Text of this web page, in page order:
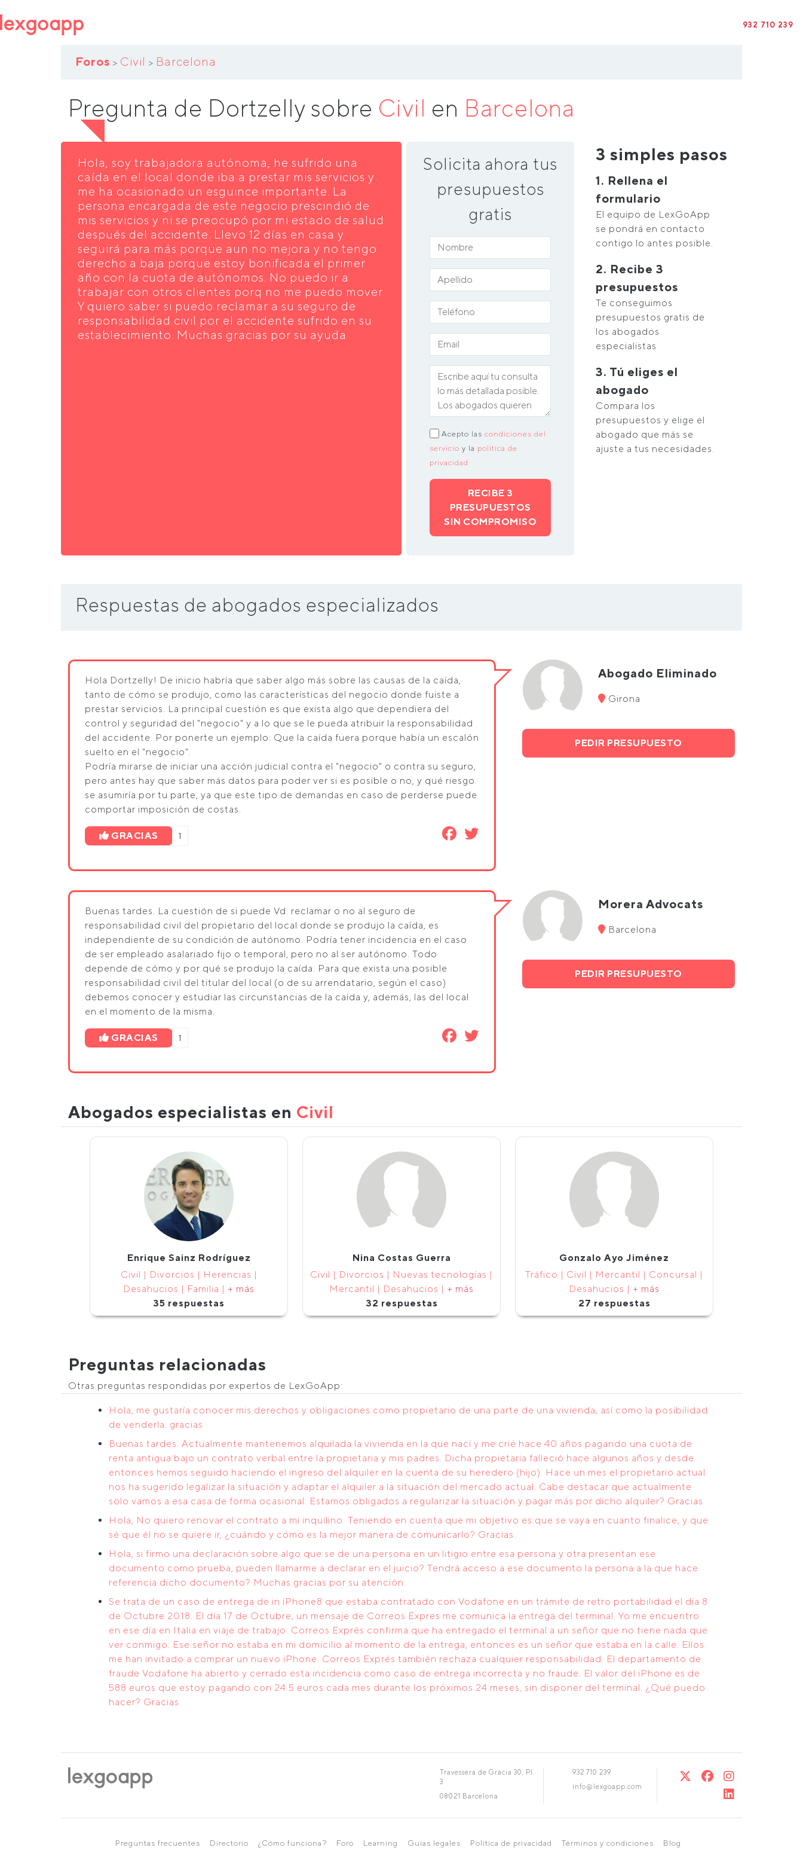
932 710 239
Foros > Civil > Barcelona
Pregunta de Dortzelly sobre Civil en Barcelona
Hola, soy trabajadora autónoma, he sufrido una
caída en el local donde iba a prestar mis servicios y
me ha ocasionado un esguince importante. La
persona encargada de este negocio prescindió de
mis servicios y ni se preocupó por mi estado de salud
después del accidente. Llevo 12 días en casa y
seguirá para más porque aun no mejora y no tengo
derecho a baja porque estoy bonificada el primer
año con la cuota de autónomos. No puedo ir a
trabajar con otros clientes porq no me puedo mover.
Y quiero saber si puedo reclamar a su seguro de
responsabilidad civil por el accidente sufrido en su
establecimiento. Muchas gracias por su ayuda
Solicita ahora tus
presupuestos
gratis
Acepto las condiciones del
servicio y la política de
privacidad
RECIBE 3
PRESUPUESTOS
SIN COMPROMISO
3 simples pasos
1. Rellena el
formulario
El equipo de LexGoApp
se pondrá en contacto
contigo lo antes posible.
2. Recibe 3
presupuestos
Te conseguimos
presupuestos gratis de
los abogados
especialistas
3. Tú eliges el
abogado
Compara los
presupuestos y elige el
abogado que más se
ajuste a tus necesidades.
Respuestas de abogados especializados
Hola Dortzelly! De inicio habría que saber algo más sobre las causas de la caída,
tanto de cómo se produjo, como las características del negocio donde fuiste a
prestar servicios. La principal cuestión es que exista algo que dependiera del
control y seguridad del "negocio" y a lo que se le pueda atribuir la responsabilidad
del accidente. Por ponerte un ejemplo: Que la caída fuera porque había un escalón
suelto en el "negocio".
Podría mirarse de iniciar una acción judicial contra el "negocio" o contra su seguro,
pero antes hay que saber más datos para poder ver si es posible o no, y qué riesgo
se asumiría por tu parte, ya que este tipo de demandas en caso de perderse puede
comportar imposición de costas.
GRACIAS 1
Abogado Eliminado
Girona
PEDIR PRESUPUESTO
Buenas tardes. La cuestión de si puede Vd. reclamar o no al seguro de
responsabilidad civil del propietario del local donde se produjo la caída, es
independiente de su condición de autónomo. Podría tener incidencia en el caso
de ser empleado asalariado fijo o temporal, pero no al ser autónomo. Todo
depende de cómo y por qué se produjo la caída. Para que exista una posible
responsabilidad civil del titular del local (o de su arrendatario, según el caso)
debemos conocer y estudiar las circunstancias de la caída y, además, las del local
en el momento de la misma.
GRACIAS 1
Morera Advocats
Barcelona
PEDIR PRESUPUESTO
Abogados especialistas en Civil
Enrique Sainz Rodríguez
Civil | Divorcios | Herencias |
Desahucios | Familia | + más
35 respuestas
Nina Costas Guerra
Civil | Divorcios | Nuevas tecnologías |
Mercantil | Desahucios | + más
32 respuestas
Gonzalo Ayo Jiménez
Tráfico | Civil | Mercantil | Concursal |
Desahucios | + más
27 respuestas
Preguntas relacionadas
Otras preguntas respondidas por expertos de LexGoApp:
Hola, me gustaría conocer mis derechos y obligaciones como propietario de una parte de una vivienda, así como la posibilidad
de venderla. gracias
Buenas tardes. Actualmente mantenemos alquilada la vivienda en la que nací y me crié hace 40 años pagando una cuota de
renta antigua bajo un contrato verbal entre la propietaria y mis padres. Dicha propietaria falleció hace algunos años y desde
entonces hemos seguido haciendo el ingreso del alquiler en la cuenta de su heredero (hijo). Hace un mes el propietario actual
nos ha sugerido legalizar la situación y adaptar el alquiler a la situación del mercado actual. Cabe destacar que actualmente
solo vamos a esa casa de forma ocasional. Estamos obligados a regularizar la situación y pagar más por dicho alquiler? Gracias.
Hola, No quiero renovar el contrato a mi inquilino. Teniendo en cuenta que mi objetivo es que se vaya en cuanto finalice, y que
sé que él no se quiere ir, ¿cuándo y cómo es la mejor manera de comunicarlo? Gracias
Hola, si firmo una declaración sobre algo que se de una persona en un litigio entre esa persona y otra presentan ese
documento como prueba, pueden llamarme a declarar en el juicio? Tendrá acceso a ese documento la persona a la que hace
referencia dicho documento? Muchas gracias por su atención.
Se trata de un caso de entrega de in iPhone8 que estaba contratado con Vodafone en un trámite de retro portabilidad el día 8
de Octubre 2018. El día 17 de Octubre, un mensaje de Correos Expres me comunica la entrega del terminal. Yo me encuentro
en ese día en Italia en viaje de trabajo. Correos Exprés confirma que ha entregado el terminal a un señor que no tiene nada que
ver conmigo. Ese señor no estaba en mi domicilio al momento de la entrega, entonces es un señor que estaba en la calle. Ellos
me han invitado a comprar un nuevo iPhone. Correos Exprés también rechaza cualquier responsabilidad. El departamento de
fraude Vodafone ha abierto y cerrado esta incidencia como caso de entrega incorrecta y no fraude. El valor del iPhone es de
588 euros que estoy pagando con 24.5 euros cada mes durante los próximos 24 meses, sin disponer del terminal. ¿Qué puedo
hacer? Gracias
Travessera de Gràcia 30, Pl.
3
08021 Barcelona
932 710 239
info@lexgoapp.com
Preguntas frecuentes Directorio ¿Cómo funciona? Foro Learning Guías legales Política de privacidad Términos y condiciones Blog